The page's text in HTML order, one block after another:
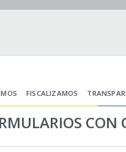
FISCALIZAMOS